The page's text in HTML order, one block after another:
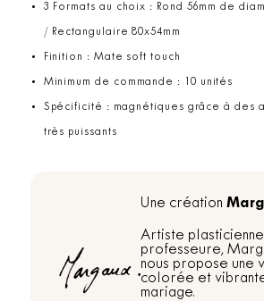
3 Formats au choix : Rond 56mm de
/ Rectangulaire 80x54mm
Finition : Mate soft touch
Minimum de commande : 10 unités
Spécificité : magnétiques grâce à des
très puissants
Une création
Artiste
professeure,
nous propose une
colorée et
mariage.